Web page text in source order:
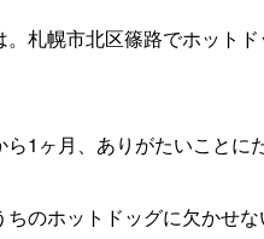
。札幌市北区篠路でホット
ら1ヶ月、ありがたいことに
のホットドッグに欠かせな